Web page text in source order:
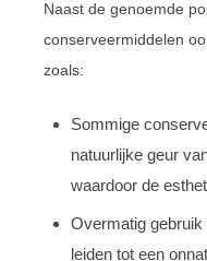
Naast de genoemde
conserveermiddelen
zoals:
Sommige
natuurlijke geur
waardoor de
Overmatig
leiden tot een